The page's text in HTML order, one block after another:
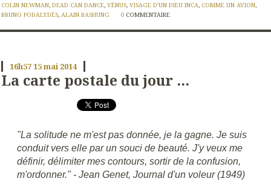
COLIN NEWMAN, DEAD CAN DANCE, VÉNUS, VISAGE D'UN DIEU INCA, COMME UN AVION,
BRUNO PODALYDÈS, ALAIN BASHUNG 0 COMMENTAIRE
16h5715mai 2014
La carte postale du jour ...
"La solitude ne m'est pas donnée, je la gagne. Je suis
conduit vers elle par un souci de beauté. J'y veux me
définir, délimiter mes contours, sortir de la confusion,
m'ordonner." - Jean Genet, Journal d'un voleur (1949)